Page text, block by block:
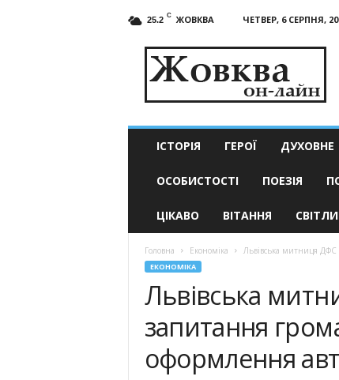
25.2 C ЖОВКВА ЧЕТВЕР, 6 СЕРПНЯ,
актуальні
ІСТОРІЯ ГЕРОЇ ДУХОВНЕ
ОСОБИСТОСТІ ПОЕЗІЯ
ЦІКАВО ВІТАННЯ
Головна Економіка Львівська митниця ДФС
ЕКОНОМІКА
Львівська
запитання
оформлення